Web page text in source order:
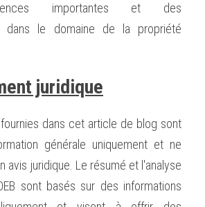
importantes et des
dans le domaine de la propriété
juridique
dans cet article de blog sont
générale uniquement et ne
avis juridique. Le résumé et l'analyse
sont basés sur des informations